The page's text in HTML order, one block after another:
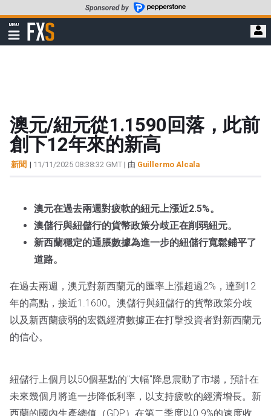
至
要
MENU
顯
示
FXStreet
澳元/紐元從1.1590回落，此前
創下12年來的新高
新聞 | 11/11/2025 08:38:32 GMT | 由 Guillermo Alcala
澳元在過去兩週對疲軟的紐元上漲近2.5%。
澳儲行與紐儲行的貨幣政策分歧正在削弱紐元。
新西蘭穩定的通脹數據為進一步的紐儲行寬鬆鋪平了
道路。
在過去兩週，澳元對新西蘭元的匯率上漲超過2%，達到12
年的高點，接近1.1600。澳儲行與紐儲行的貨幣政策分歧
以及新西蘭疲弱的宏觀經濟數據正在打擊投資者對新西蘭元
的信心。
紐儲行上個月以50個基點的"大幅"降息震動了市場，預計在
未來幾個月將進一步降低利率，以支持疲軟的經濟增長。新
西蘭的國內生產總值（GDP）在第二季度以0.9%的速度收